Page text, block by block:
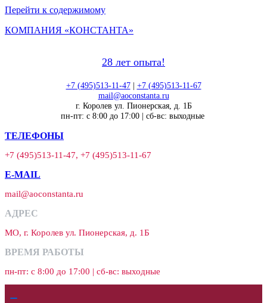
Перейти к содержимому
КОМПАНИЯ «КОНСТАНТА»
28 лет опыта!
+7 (495)513-11-47| +7 (495)513-11-67
mail@aoconstanta.ru
г. Королев ул. Пионерская, д. 1Б
пн-пт: с 8:00 до 17:00 | сб-вс: выходные
ТЕЛЕФОНЫ
+7 (495)513-11-47, +7 (495)513-11-67
E-MAIL
mail@aoconstanta.ru
АДРЕС
МО, г. Королев ул. Пионерская, д. 1Б
ВРЕМЯ РАБОТЫ
пн-пт: с 8:00 до 17:00 | сб-вс: выходные